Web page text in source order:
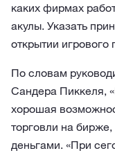
каких фирмах
акулы. Указать
открытии игрового
По словам
Сандера Пиккеля,
хорошая
торговли на
деньгами. «При